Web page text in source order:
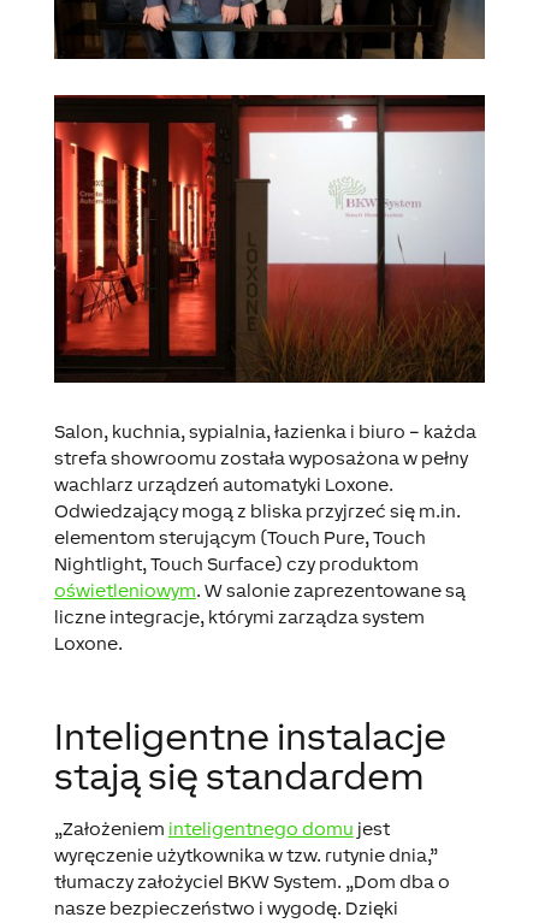
Salon, kuchnia, sypialnia, łazienka i biuro – każda
strefa showroomu została wyposażona w pełny
wachlarz urządzeń automatyki Loxone.
Odwiedzający mogą z bliska przyjrzeć się m.in.
elementom sterującym (Touch Pure, Touch
Nightlight, Touch Surface) czy produktom
oświetleniowym. W salonie zaprezentowane są
liczne integracje, którymi zarządza system
Loxone.
Inteligentne instalacje
stają się standardem
„Założeniem inteligentnego domu jest
wyręczenie użytkownika w tzw. rutynie dnia,”
tłumaczy założyciel BKW System. „Dom dba o
nasze bezpieczeństwo i wygodę. Dzięki